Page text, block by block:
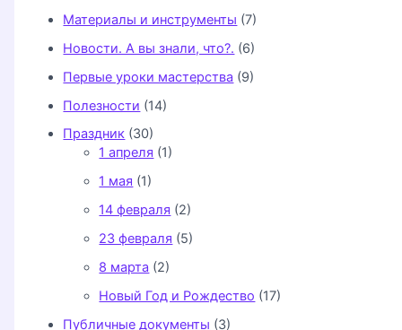
Материалы и инструменты (7)
Новости. А вы знали, что?. (6)
Первые уроки мастерства (9)
Полезности (14)
Праздник (30)
1 апреля (1)
1 мая (1)
14 февраля (2)
23 февраля (5)
8 марта (2)
Новый Год и Рождество (17)
Публичные документы (3)